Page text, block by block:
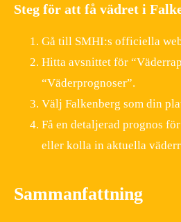
Steg för att få vädret i
Gå till SMHI:s officiella
Hitta avsnittet för
“Väderprognoser”.
Välj Falkenberg som din
Få en detaljerad prognos
eller kolla in aktuella
Sammanfattning